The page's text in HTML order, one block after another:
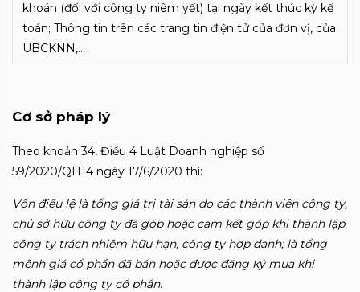
khoán (đối với công ty niêm yết) tại ngày kết thúc kỳ kế
toán; Thông tin trên các trang tin điện tử của đơn vị, của
UBCKNN,…
Cơ sở pháp lý
Theo khoản 34, Điều 4 Luật Doanh nghiệp số
59/2020/QH14 ngày 17/6/2020 thì:
Vốn điều lệ là tổng giá trị tài sản do các thành viên công ty,
chủ sở hữu công ty đã góp hoặc cam kết góp khi thành lập
công ty trách nhiệm hữu hạn, công ty hợp danh; là tổng
mệnh giá cổ phần đã bán hoặc được đăng ký mua khi
thành lập công ty cổ phần.